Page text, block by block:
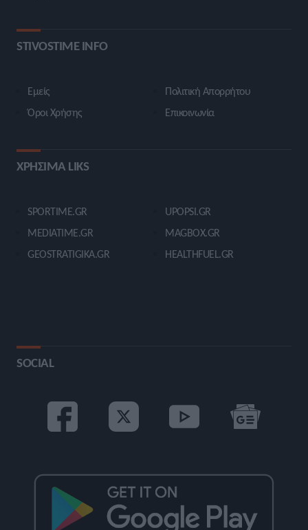
STIVOSTIME INFO
Εμείς
Όροι Χρήσης
Πολιτική Απορρήτου
Επικοινωνία
ΧΡΗΣΙΜΑ LIKS
SPORTIME.GR
MEDIATIME.GR
GEOSTRATIGIKA.GR
UPOPSI.GR
MAGBOX.GR
HEALTHFUEL.GR
SOCIAL